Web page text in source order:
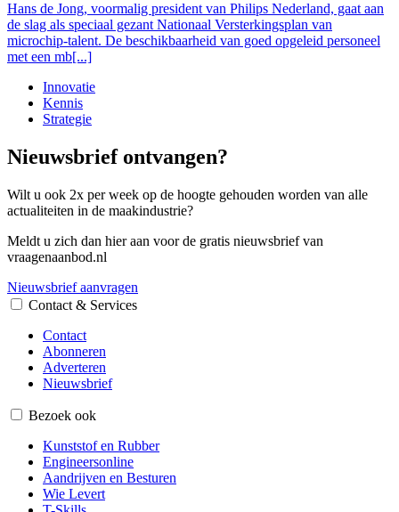
Hans de Jong, voormalig president van Philips Nederland, gaat aan
de slag als speciaal gezant Nationaal Versterkingsplan van
microchip-talent. De beschikbaarheid van goed opgeleid personeel
met een mb[...]
Innovatie
Kennis
Strategie
Nieuwsbrief ontvangen?
Wilt u ook 2x per week op de hoogte gehouden worden van alle
actualiteiten in de maakindustrie?
Meldt u zich dan hier aan voor de gratis nieuwsbrief van
vraagenaanbod.nl
Nieuwsbrief aanvragen
Contact & Services
Contact
Abonneren
Adverteren
Nieuwsbrief
Bezoek ook
Kunststof en Rubber
Engineersonline
Aandrijven en Besturen
Wie Levert